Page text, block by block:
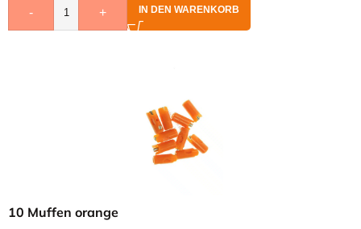
- + IN DEN WARENKORB
10 Muffen orange